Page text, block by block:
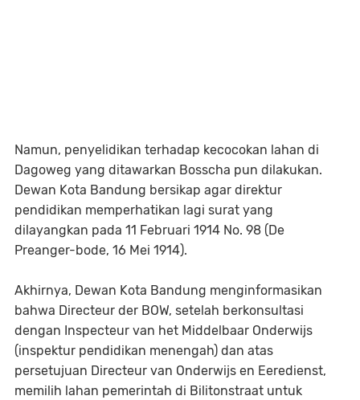
Namun, penyelidikan terhadap kecocokan lahan di
Dagoweg yang ditawarkan Bosscha pun dilakukan.
Dewan Kota Bandung bersikap agar direktur
pendidikan memperhatikan lagi surat yang
dilayangkan pada 11 Februari 1914 No. 98 (De
Preanger-bode, 16 Mei 1914).
Akhirnya, Dewan Kota Bandung menginformasikan
bahwa Directeur der BOW, setelah berkonsultasi
dengan Inspecteur van het Middelbaar Onderwijs
(inspektur pendidikan menengah) dan atas
persetujuan Directeur van Onderwijs en Eeredienst,
memilih lahan pemerintah di Bilitonstraat untuk